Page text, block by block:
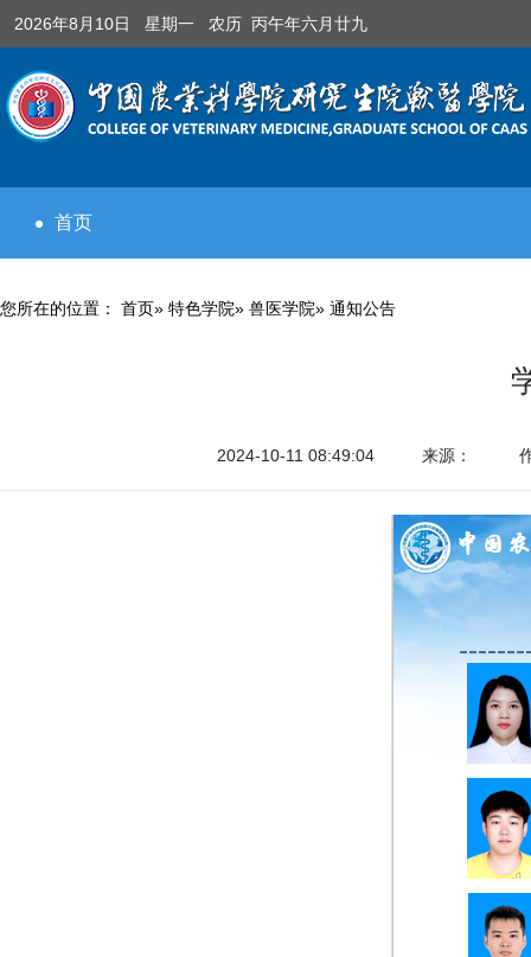
2026年8月10日 星期一 农历 丙午年六月廿九
首页
您所在的位置： 首页» 特色学院» 兽医学院» 通知公告
2024-10-11 08:49:04 来源：